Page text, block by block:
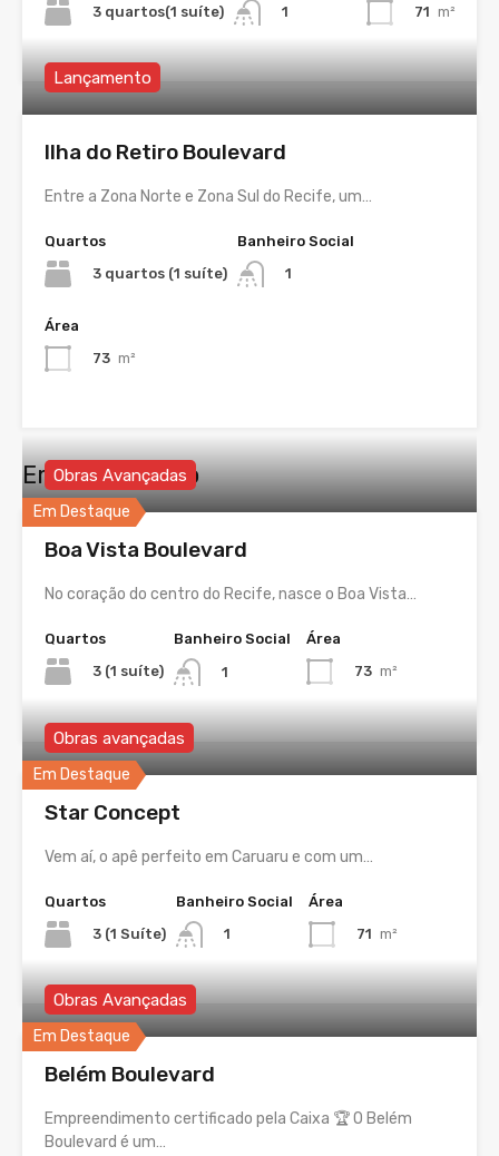
3 quartos(1 suíte)
1
71 m²
Lançamento
Ilha do Retiro Boulevard
Entre a Zona Norte e Zona Sul do Recife, um…
Quartos
3 quartos (1 suíte)
Banheiro Social
1
Área
73 m²
Em Construção
Em Destaque
Obras Avançadas
Boa Vista Boulevard
No coração do centro do Recife, nasce o Boa Vista…
Quartos
3 (1 suíte)
Banheiro Social
1
Área
73 m²
Em Destaque
Obras avançadas
Star Concept
Vem aí, o apê perfeito em Caruaru e com um…
Quartos
3 (1 Suíte)
Banheiro Social
1
Área
71 m²
Em Destaque
Obras Avançadas
Belém Boulevard
Empreendimento certificado pela Caixa 🏆 O Belém
Boulevard é um…